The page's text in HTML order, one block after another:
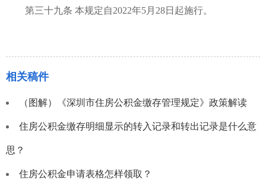
第三十九条 本规定自2022年5月28日起施行。
相关稿件
（图解）《深圳市住房公积金缴存管理规定》政策解读
住房公积金缴存明细显示的转入记录和转出记录是什么意
思？
住房公积金申请表格怎样领取？